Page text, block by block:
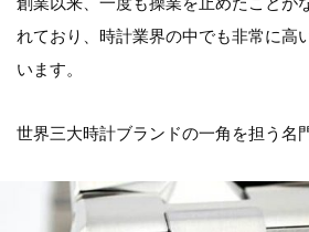
れており、時計業界の中でも非常に高
います。
世界三大時計ブランドの一角を担う名